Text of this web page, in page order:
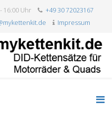
16:00 Uhr
+49 30 72023167
Impressum